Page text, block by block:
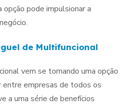
pode impulsionar a
de Multifuncional
vem se tornando uma opção
entre empresas de todos os
a uma série de benefícios